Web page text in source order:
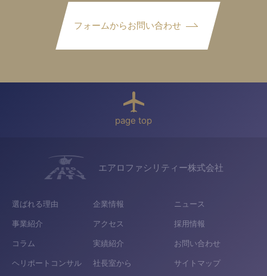
フォームからお問い合わせ
page top
エアロファシリティー株式会社
選ばれる理由 企業情報 ニュース
事業紹介 アクセス 採用情報
コラム 実績紹介 お問い合わせ
ヘリポートコンサル 社長室から サイトマップ